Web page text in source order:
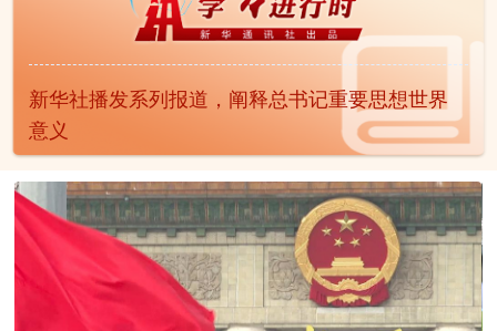
新华社播发系列报道，阐释总书记重要思想世界
意义